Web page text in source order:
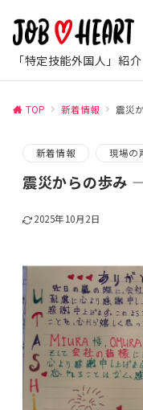
「特定技能外国人」紹
TOP 新着情報 震災
新着情報 現場の
震災からの歩み
2025年10月2日